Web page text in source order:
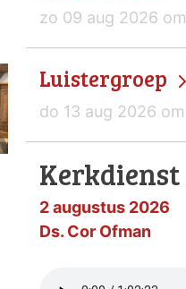
zo 09 aug 2026
Luistergroep
do 13 aug 2026
Kerkdienst
2 augustus 2026
Ds. Cor Ofman